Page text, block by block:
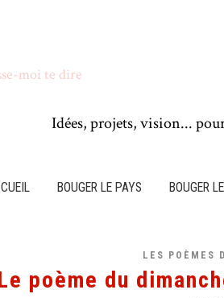
Idées, projets, vision...
BOUGER LE PAYS BOUGER
LES POÈMES
poème du